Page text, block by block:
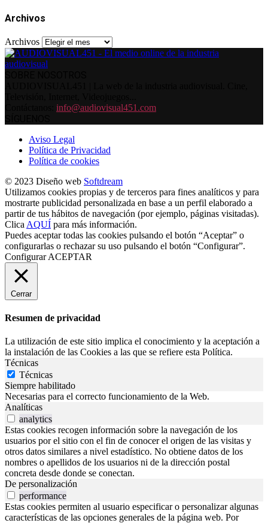
Archivos
Archivos
info@audiovisual451.com
Aviso Legal
Política de Privacidad
Política de cookies
© 2023 Diseño web Softdream
Utilizamos cookies propias y de terceros para fines analíticos y para
mostrarte publicidad personalizada en base a un perfil elaborado a
partir de tus hábitos de navegación (por ejemplo, páginas visitadas).
Clica AQUÍ para más información.
Puedes aceptar todas las cookies pulsando el botón “Aceptar” o
configurarlas o rechazar su uso pulsando el botón “Configurar”.
Configurar ACEPTAR
Cerrar
Resumen de privacidad
La utilización de este sitio implica el conocimiento y la aceptación a
la instalación de las Cookies a las que se refiere esta Política.
Técnicas
Técnicas
Siempre habilitado
Necesarias para el correcto funcionamiento de la Web.
Analíticas
analytics
Estas cookies recogen información sobre la navegación de los
usuarios por el sitio con el fin de conocer el origen de las visitas y
otros datos similares a nivel estadístico. No obtiene datos de los
nombres o apellidos de los usuarios ni de la dirección postal
concreta desde donde se conectan.
De personalización
performance
Estas cookies permiten al usuario especificar o personalizar algunas
características de las opciones generales de la página web. Por